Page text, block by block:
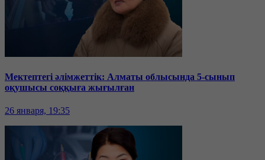
Мектептегі әлімжеттік: Алматы облысында 5-сынып
оқушысы соққыға жығылған
26 января, 19:35